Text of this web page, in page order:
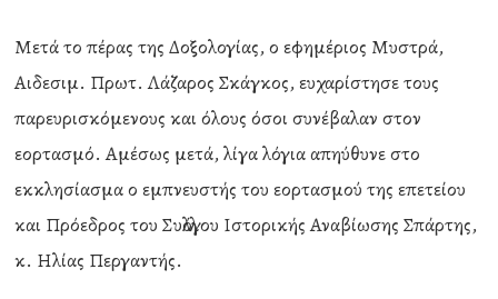
Μετά το πέρας της Δοξολογίας, ο εφημέριος Μυστρά,
Αιδεσιμ. Πρωτ. Λάζαρος Σκάγκος, ευχαρίστησε τους
παρευρισκόμενους και όλους όσοι συνέβαλαν στον
εορτασμό. Αμέσως μετά, λίγα λόγια απηύθυνε στο
εκκλησίασμα ο εμπνευστής του εορτασμού της επετείου
και Πρόεδρος του Συλλόγου Ιστορικής Αναβίωσης Σπάρτης,
κ. Ηλίας Περγαντής.